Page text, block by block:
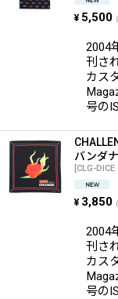
¥ 5,500
2004
刊さ
カス
号の
バンダ
[CLG-
¥ 3,850
2004
刊さ
カス
号の